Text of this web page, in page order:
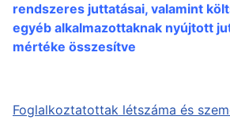
rendszeres juttatásai, valamint
egyéb alkalmazottaknak nyújtott
mértéke összesítve
Foglalkoztatottak létszáma és